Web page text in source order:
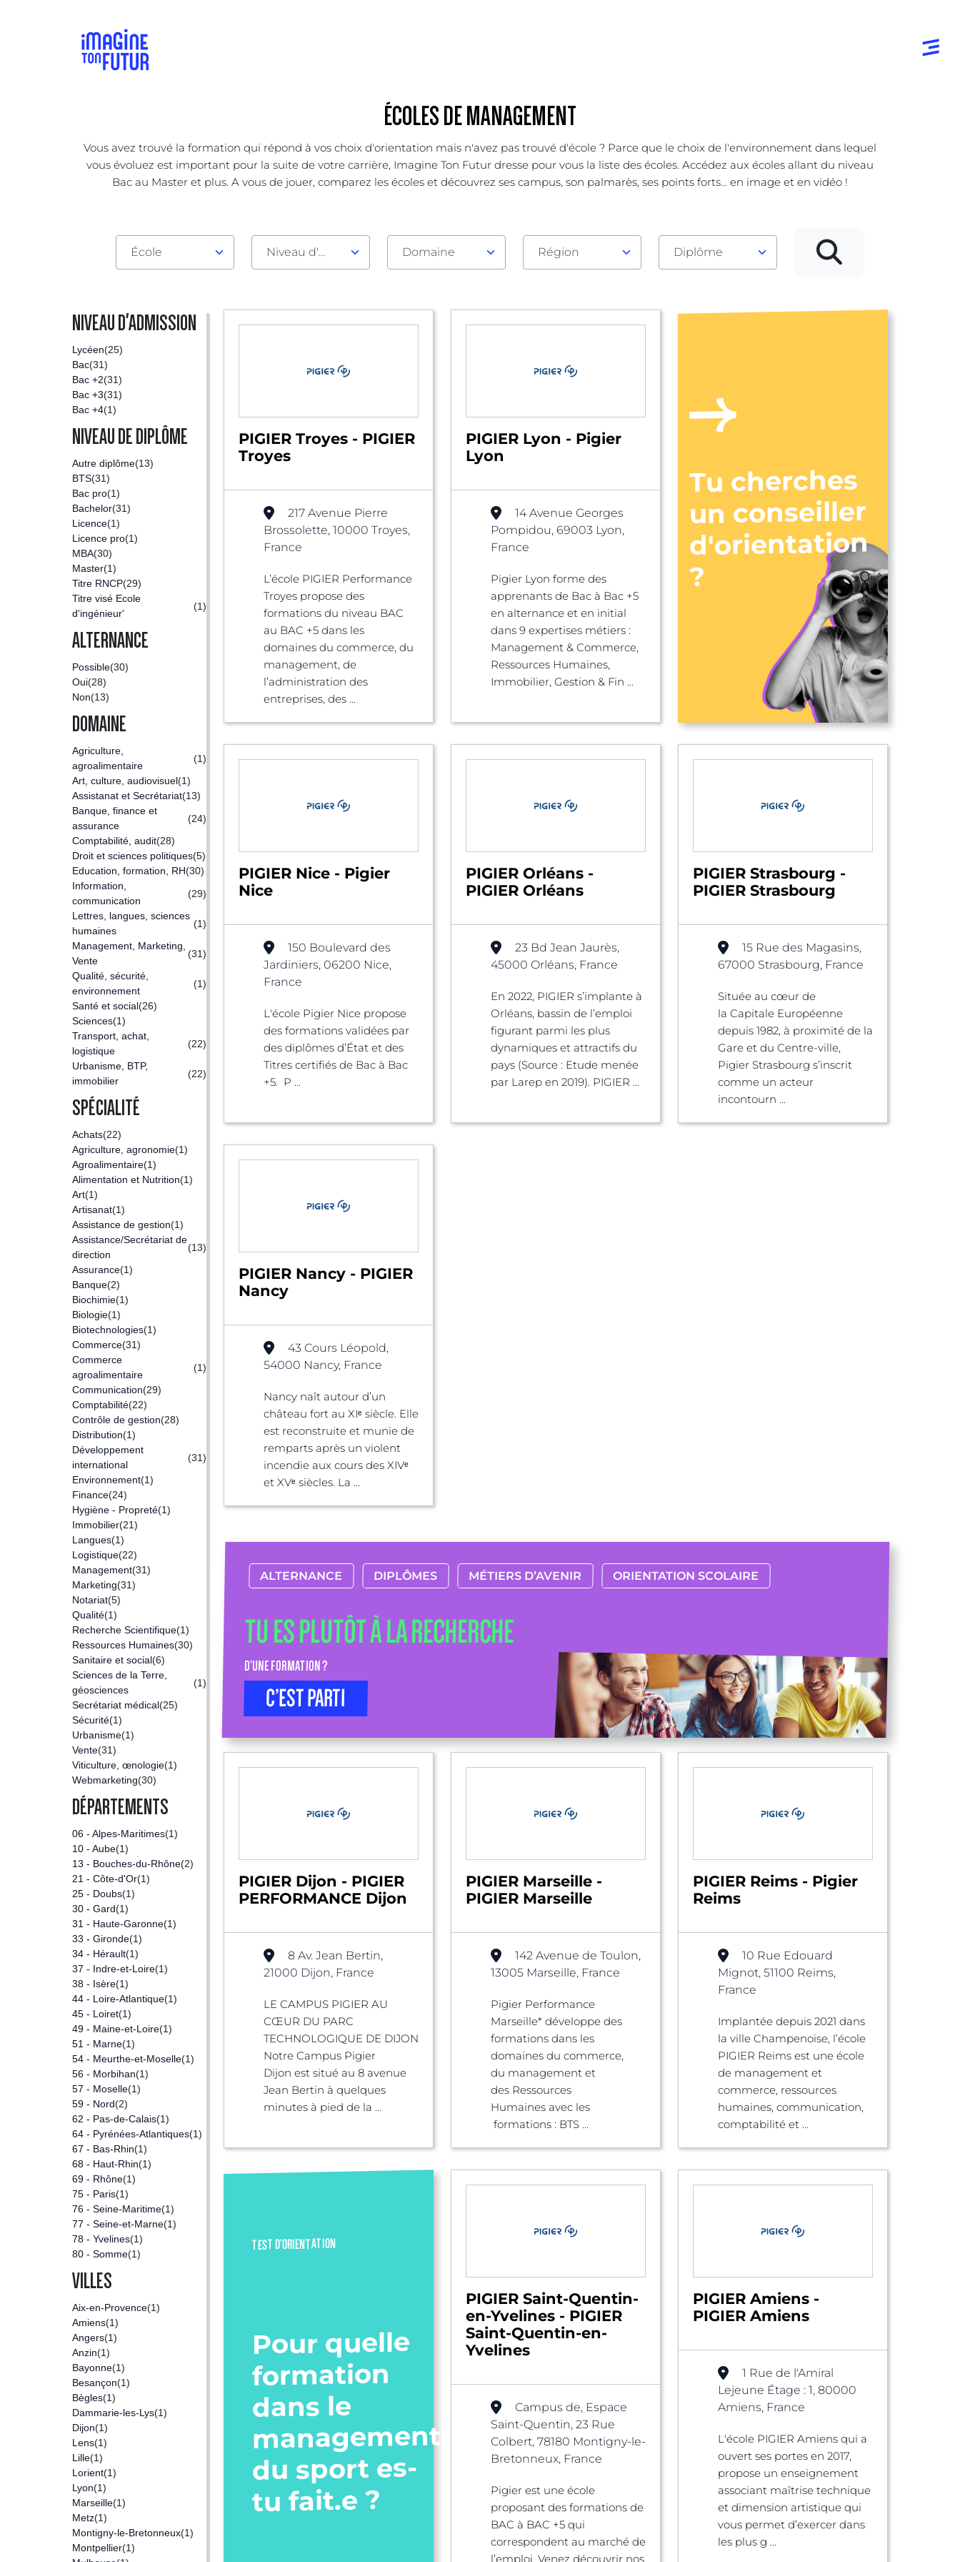
ÉCOLES DE MANAGEMENT
Vous avez trouvé la formation qui répond à vos choix d'orientation mais n'avez pas trouvé d'école ? Parce que le choix de l'environnement dans lequel
vous évoluez est important pour la suite de votre carrière, Imagine Ton Futur dresse pour vous la liste des écoles. Accédez aux écoles allant du niveau
Bac au Master et plus. A vous de jouer, comparez les écoles et découvrez ses campus, son palmarès, ses points forts... en image et en vidéo !
École Niveau d'admission Domaine Région Diplôme
NIVEAU D'ADMISSION
Lycéen(25)
Bac(31)
Bac +2(31)
Bac +3(31)
Bac +4(1)
NIVEAU DE DIPLÔME
Autre diplôme(13)
BTS(31)
Bac pro(1)
Bachelor(31)
Licence(1)
Licence pro(1)
MBA(30)
Master(1)
Titre RNCP(29)
Titre visé Ecole
d'ingénieur'
(1)
ALTERNANCE
Possible(30)
Oui(28)
Non(13)
DOMAINE
Agriculture,
agroalimentaire
(1)
Art, culture, audiovisuel(1)
Assistanat et Secrétariat(13)
Banque, finance et
assurance
(24)
Comptabilité, audit(28)
Droit et sciences politiques(5)
Education, formation, RH(30)
Information,
communication
(29)
Lettres, langues, sciences
humaines
(1)
Management, Marketing,
Vente
(31)
Qualité, sécurité,
environnement
(1)
Santé et social(26)
Sciences(1)
Transport, achat,
logistique
(22)
Urbanisme, BTP,
immobilier
(22)
SPÉCIALITÉ
Achats(22)
Agriculture, agronomie(1)
Agroalimentaire(1)
Alimentation et Nutrition(1)
Art(1)
Artisanat(1)
Assistance de gestion(1)
Assistance/Secrétariat de
direction
(13)
Assurance(1)
Banque(2)
Biochimie(1)
Biologie(1)
Biotechnologies(1)
Commerce(31)
Commerce
agroalimentaire
(1)
Communication(29)
Comptabilité(22)
Contrôle de gestion(28)
Distribution(1)
Développement
international
(31)
Environnement(1)
Finance(24)
Hygiène - Propreté(1)
Immobilier(21)
Langues(1)
Logistique(22)
Management(31)
Marketing(31)
Notariat(5)
Qualité(1)
Recherche Scientifique(1)
Ressources Humaines(30)
Sanitaire et social(6)
Sciences de la Terre,
géosciences
(1)
Secrétariat médical(25)
Sécurité(1)
Urbanisme(1)
Vente(31)
Viticulture, œnologie(1)
Webmarketing(30)
DÉPARTEMENTS
06 - Alpes-Maritimes(1)
10 - Aube(1)
13 - Bouches-du-Rhône(2)
21 - Côte-d'Or(1)
25 - Doubs(1)
30 - Gard(1)
31 - Haute-Garonne(1)
33 - Gironde(1)
34 - Hérault(1)
37 - Indre-et-Loire(1)
38 - Isère(1)
44 - Loire-Atlantique(1)
45 - Loiret(1)
49 - Maine-et-Loire(1)
51 - Marne(1)
54 - Meurthe-et-Moselle(1)
56 - Morbihan(1)
57 - Moselle(1)
59 - Nord(2)
62 - Pas-de-Calais(1)
64 - Pyrénées-Atlantiques(1)
67 - Bas-Rhin(1)
68 - Haut-Rhin(1)
69 - Rhône(1)
75 - Paris(1)
76 - Seine-Maritime(1)
77 - Seine-et-Marne(1)
78 - Yvelines(1)
80 - Somme(1)
VILLES
Aix-en-Provence(1)
Amiens(1)
Angers(1)
Anzin(1)
Bayonne(1)
Besançon(1)
Bègles(1)
Dammarie-les-Lys(1)
Dijon(1)
Lens(1)
Lille(1)
Lorient(1)
Lyon(1)
Marseille(1)
Metz(1)
Montigny-le-Bretonneux(1)
Montpellier(1)
PIGIER Troyes - PIGIER
Troyes
217 Avenue Pierre
Brossolette, 10000 Troyes,
France
L’école PIGIER Performance
Troyes propose des
formations du niveau BAC
au BAC +5 dans les
domaines du commerce, du
management, de
l’administration des
entreprises, des ...
PIGIER Lyon - Pigier
Lyon
14 Avenue Georges
Pompidou, 69003 Lyon,
France
Pigier Lyon forme des
apprenants de Bac à Bac +5
en alternance et en initial
dans 9 expertises métiers :
Management & Commerce,
Ressources Humaines,
Immobilier, Gestion & Fin ...
Tu cherches
un conseiller
d'orientation
?
PIGIER Nice - Pigier
Nice
150 Boulevard des
Jardiniers, 06200 Nice,
France
L'école Pigier Nice propose
des formations validées par
des diplômes d’État et des
Titres certifiés de Bac à Bac
+5. P ...
PIGIER Orléans -
PIGIER Orléans
23 Bd Jean Jaurès,
45000 Orléans, France
En 2022, PIGIER s’implante à
Orléans, bassin de l’emploi
figurant parmi les plus
dynamiques et attractifs du
pays (Source : Etude menée
par Larep en 2019). PIGIER ...
PIGIER Strasbourg -
PIGIER Strasbourg
15 Rue des Magasins,
67000 Strasbourg, France
Située au cœur de
la Capitale Européenne
depuis 1982, à proximité de la
Gare et du Centre-ville,
Pigier Strasbourg s’inscrit
comme un acteur
incontourn ...
PIGIER Nancy - PIGIER
Nancy
43 Cours Léopold,
54000 Nancy, France
Nancy naît autour d’un
château fort au XIᵉ siècle. Elle
est reconstruite et munie de
remparts après un violent
incendie aux cours des XIVᵉ
et XVᵉ siècles. La ...
ALTERNANCE DIPLÔMES MÉTIERS D’AVENIR ORIENTATION SCOLAIRE
TU ES PLUTÔT À LA RECHERCHE
D’UNE FORMATION ?
C’EST PARTI
PIGIER Dijon - PIGIER
PERFORMANCE Dijon
8 Av. Jean Bertin,
21000 Dijon, France
LE CAMPUS PIGIER AU
CŒUR DU PARC
TECHNOLOGIQUE DE DIJON
Notre Campus Pigier
Dijon est situé au 8 avenue
Jean Bertin à quelques
minutes à pied de la ...
PIGIER Marseille -
PIGIER Marseille
142 Avenue de Toulon,
13005 Marseille, France
Pigier Performance
Marseille* développe des
formations dans les
domaines du commerce,
du management et
des Ressources
Humaines avec les
formations : BTS ...
PIGIER Reims - Pigier
Reims
10 Rue Edouard
Mignot, 51100 Reims,
France
Implantée depuis 2021 dans
la ville Champenoise, l’école
PIGIER Reims est une école
de management et
commerce, ressources
humaines, communication,
comptabilité et ...
TEST D’ORIENTATION
Pour quelle
formation
dans le
management
du sport es-
tu fait.e ?
PIGIER Saint-Quentin-
en-Yvelines - PIGIER
Saint-Quentin-en-
Yvelines
Campus de, Espace
Saint-Quentin, 23 Rue
Colbert, 78180 Montigny-le-
Bretonneux, France
Pigier est une école
proposant des formations de
BAC à BAC +5 qui
correspondent au marché de
l’emploi. Venez découvrir nos
PIGIER Amiens -
PIGIER Amiens
1 Rue de l'Amiral
Lejeune Étage : 1, 80000
Amiens, France
L'école PIGIER Amiens qui a
ouvert ses portes en 2017,
propose un enseignement
associant maîtrise technique
et dimension artistique qui
vous permet d’exercer dans
les plus g ...